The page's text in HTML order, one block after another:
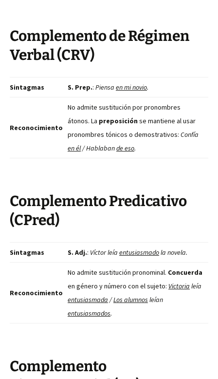
Complemento de Régimen
Verbal (CRV)
Sintagmas S. Prep.: Piensa en mi novio.
Reconocimiento
No admite sustitución por pronombres
átonos. La preposición se mantiene al usar
pronombres tónicos o demostrativos: Confía
en él/ Hablabande eso.
Complemento Predicativo
(CPred)
Sintagmas S. Adj.: Víctor leía entusiasmadola novela.
Reconocimiento
No admite sustitución pronominal. Concuerda
en género y número con el sujeto: Victoria leía
entusiasmada /Los alumnos leían
entusiasmados.
Complemento